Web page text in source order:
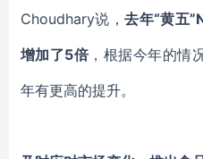
Choudhary说，去年“黄五
增加了5倍，根据今年的情
年有更高的提升。